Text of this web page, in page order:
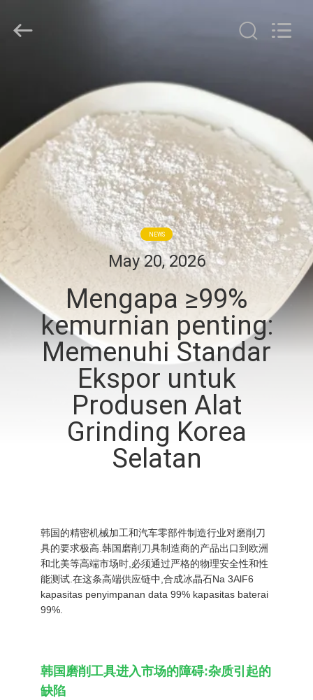
PRODUK
VIDEO
TENTANG
KAMI
TUR
PABRIK
KONTROL
KUALITAS
HUBUNGI
KASUS-
KASUS
MINTA
KUTIPAN
SITEMAP
Imp.&Exp.Co.,Ltd.
NEWS
May 20, 2026
Mengapa ≥99%
kemurnian penting:
Memenuhi Standar
Ekspor untuk
Produsen Alat
Grinding Korea
Selatan
韩国的精密机械加工和汽车零部件制造行业对磨削刀
具的要求极高.韩国磨削刀具制造商的产品出口到欧洲
和北美等高端市场时,必须通过严格的物理安全性和性
能测试.在这条高端供应链中,合成冰晶石Na 3AlF6
kapasitas penyimpanan data 99% kapasitas baterai
99%.
韩国磨削工具进入市场的障碍:杂质引起的
缺陷